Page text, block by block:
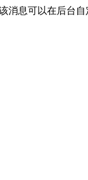
消息可以在后台自